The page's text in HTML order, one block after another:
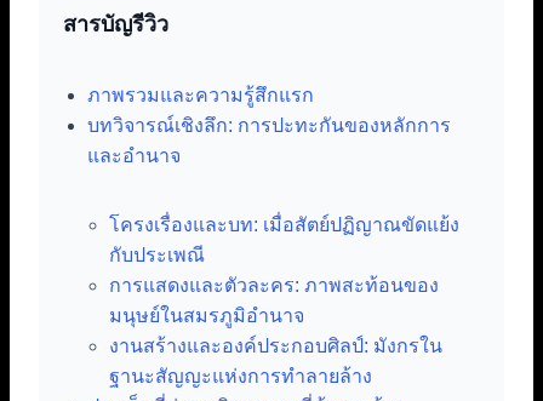
สารบัญรีวิว
ภาพรวมและความรู้สึกแรก
บทวิจารณ์เชิงลึก: การปะทะกันของหลักการ
และอำนาจ
โครงเรื่องและบท: เมื่อสัตย์ปฏิญาณขัดแย้ง
กับประเพณี
การแสดงและตัวละคร: ภาพสะท้อนของ
มนุษย์ในสมรภูมิอำนาจ
งานสร้างและองค์ประกอบศิลป์: มังกรใน
ฐานะสัญญะแห่งการทำลายล้าง